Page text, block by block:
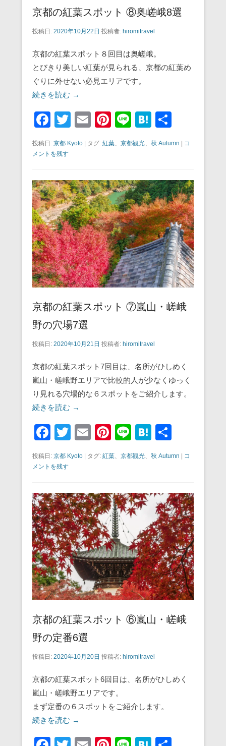
京都の紅葉スポット ⑧奥嵯峨8選
投稿日: 2020年10月22日 投稿者: hiromitravel
京都の紅葉スポット８回目は奥嵯峨。
とびきり美しい紅葉が見られる、京都の紅葉め
ぐりに外せない必見エリアです。
続きを読む →
F
a
c
b
o
o
k
T
tt
E
m
ail
Pi
nt
er
st
Li
n
e
H
at
e
a
投稿日: 京都 Kyoto タグ: 紅葉、 京都観光、 秋 Autumn
コ
メントを残す
京都の紅葉スポット ⑦嵐山・嵯峨
野の穴場7選
投稿日: 2020年10月21日 投稿者: hiromitravel
京都の紅葉スポット7回目は、名所がひしめく
嵐山・嵯峨野エリアで比較的人が少なくゆっく
り見れる穴場的な６スポットをご紹介します。
続きを読む →
F
a
c
b
o
o
k
T
tt
E
m
ail
Pi
nt
er
st
Li
n
e
H
at
e
a
投稿日: 京都 Kyoto | タグ: 紅葉、 京都観光、 秋 Autumn | コ
メントを残す
京都の紅葉スポット ⑥嵐山・嵯峨
野の定番6選
投稿日: 2020年10月20日 投稿者: hiromitravel
京都の紅葉スポット6回目は、名所がひしめく
嵐山・嵯峨野エリアです。
まず定番の６スポットをご紹介します。
続きを読む →